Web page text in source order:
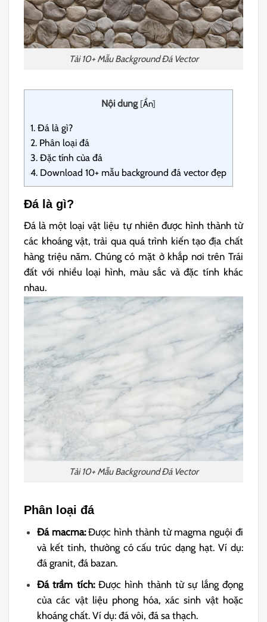
Tải 10+ Mẫu Background Đá Vector
Nội dung [Ẩn]
1. Đá là gì?
2. Phân loại đá
3. Đặc tính của đá
4. Download 10+ mẫu background đá vector đẹp
Đá là gì?
Đá là một loại vật liệu tự nhiên được hình thành từ
các khoáng vật, trải qua quá trình kiến tạo địa chất
hàng triệu năm. Chúng có mặt ở khắp nơi trên Trái
đất với nhiều loại hình, màu sắc và đặc tính khác
nhau.
Tải 10+ Mẫu Background Đá Vector
Phân loại đá
Đá macma:Được hình thành từ magma nguội đi
và kết tinh, thường có cấu trúc dạng hạt. Ví dụ:
đá granit, đá bazan.
Đá trầm tích:Được hình thành từ sự lắng đọng
của các vật liệu phong hóa, xác sinh vật hoặc
khoáng chất. Ví dụ: đá vôi, đá sa thạch.